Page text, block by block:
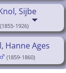
Sijbe
(1855-1926)
Hanne Ages
(1859-1860)